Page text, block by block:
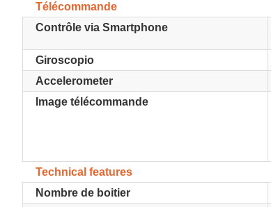
Télécommande
Contrôle via Smartphone
Giroscopio
Accelerometer
Image télécommande
Technical features
Nombre de boitier